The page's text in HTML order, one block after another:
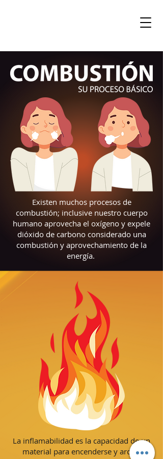
Existen muchos procesos de
combustión; inclusive nuestro cuerpo
humano aprovecha el oxígeno y expele
dióxido de carbono considerado una
combustión y aprovechamiento de la
energía.
La inflamabilidad es la capacidad de un
material para encenderse y arder.